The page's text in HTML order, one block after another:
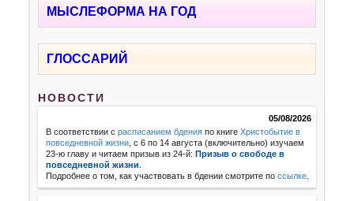
МЫСЛЕФОРМА НА ГОД
ГЛОССАРИЙ
НОВОСТИ
05/08/2026
В соответствии срасписанием бдения по книгеХристобытие в
повседневной жизни , с 6 по 14 августа (включительно) изучаем
23-ю главу и читаем призыв из 24-й:Призыв о свободе в
повседневной жизни
Подробнее о том, как участвовать в бдении смотрите поссылке